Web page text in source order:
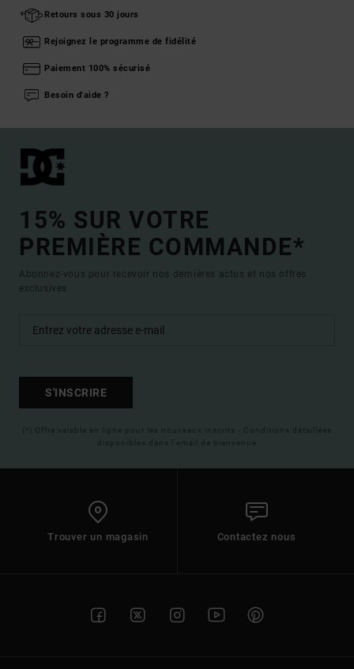
Retours sous 30 jours
Rejoignez le programme de fidélité
Paiement 100% sécurisé
Besoin d'aide ?
15% SUR VOTRE
PREMIÈRE COMMANDE*
Abonnez-vous pour recevoir nos dernières actus et nos offres
exclusives.
S'INSCRIRE
(*) Offre valable en ligne pour les nouveaux inscrits - Conditions détaillées
disponibles dans l'email de bienvenue
Trouver un magasin Contactez nous